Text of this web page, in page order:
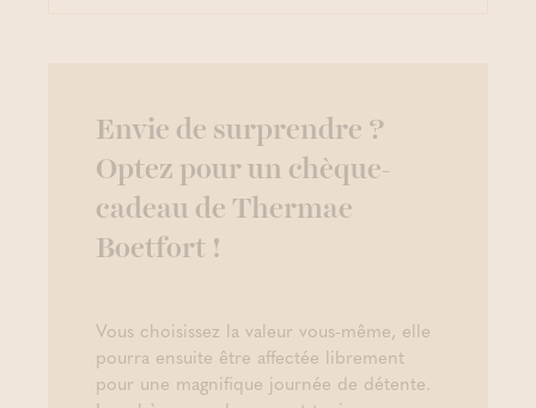
Envie de surprendre ?
Optez pour un chèque-
cadeau de Thermae
Boetfort !
Vous choisissez la valeur vous-même, elle
pourra ensuite être affectée librement
pour une magnifique journée de détente.